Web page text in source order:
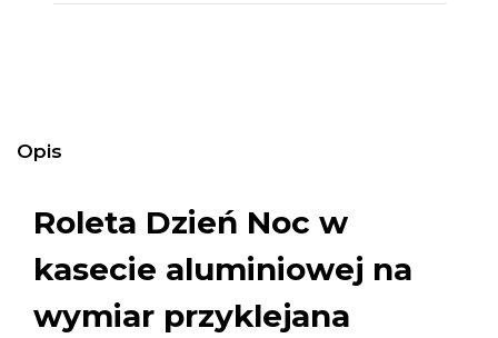
Opis
Roleta Dzień Noc w
kasecie aluminiowej na
wymiar przyklejana